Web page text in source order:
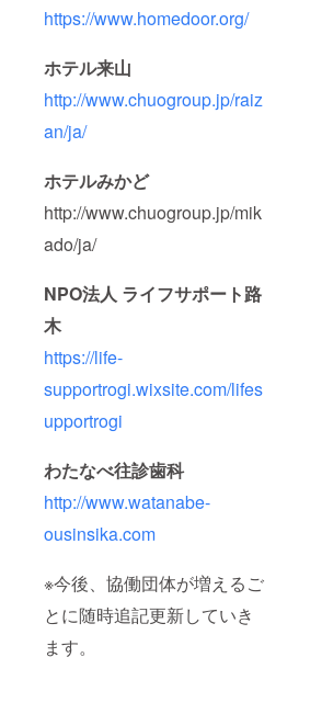
https://www.homedoor.org/
ホテル来山
http://www.chuogroup.jp/raiz
an/ja/
ホテルみかど
http://www.chuogroup.jp/mik
ado/ja/
NPO法人 ライフサポート路
木
https://life-
supportrogi.wixsite.com/lifes
upportrogi
わたなべ往診歯科
http://www.watanabe-
ousinsika.com
※今後、協働団体が増えるご
とに随時追記更新していき
ます。